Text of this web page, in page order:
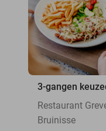
3-gangen
Restaurant
Bruinisse